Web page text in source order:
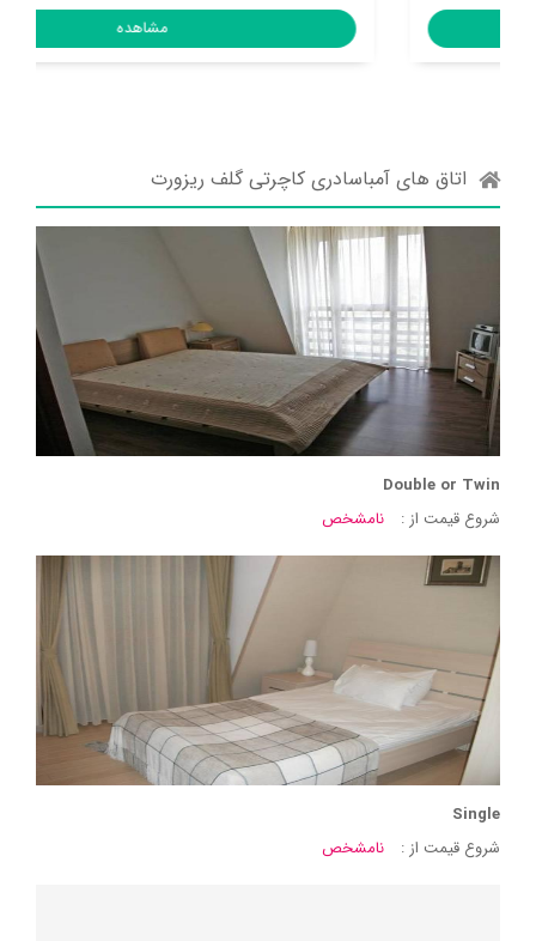
اتاق های آمباسادری کاچرتی گلف ریزورت
Double or Twin
شروع قیمت از :
نامشخص
Single
شروع قیمت از :
نامشخص